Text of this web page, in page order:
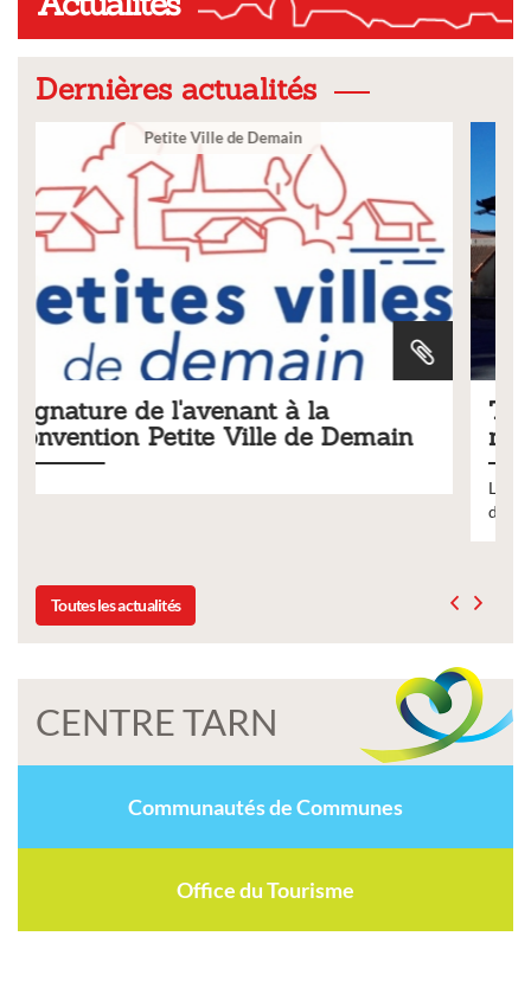
Dernières actualités
Tarifs 2026 des services
municipaux
délibération du conseil municipal du 19 décembre
Toutes les actualités
CENTRE TARN
Communautés de Communes
Office du Tourisme